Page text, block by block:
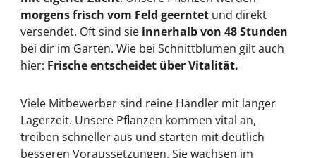
morgens frisch vom Feld geerntetund direkt
versendet. Oft sind sie innerhalb von 48 Stunden
bei dir im Garten. Wie bei Schnittblumen gilt auch
hier: Frische entscheidet über Vitalität.
Viele Mitbewerber sind reine Händler mit langer
Lagerzeit. Unsere Pflanzen kommen vital an,
treiben schneller aus und starten mit deutlich
besseren Voraussetzungen. Sie wachsen im